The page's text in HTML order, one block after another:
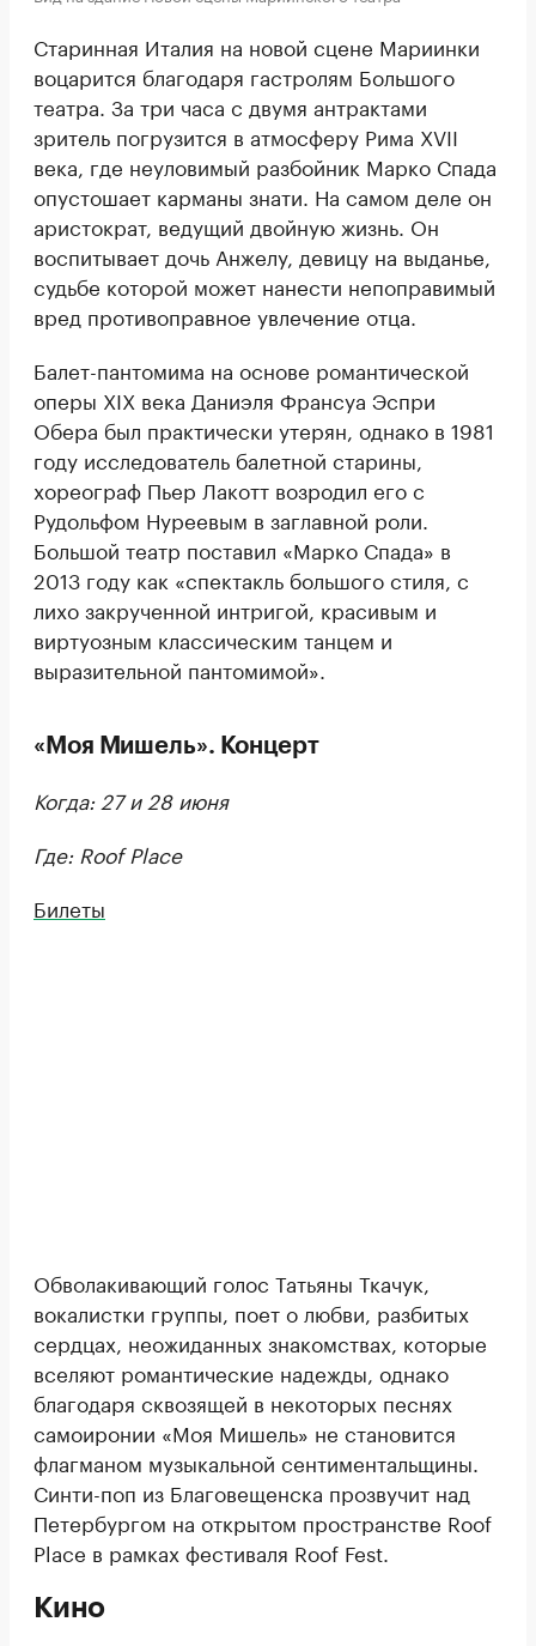
Старинная Италия на новой сцене Мариинки
воцарится благодаря гастролям Большого
театра. За три часа с двумя антрактами
зритель погрузится в атмосферу Рима XVII
века, где неуловимый разбойник Марко Спада
опустошает карманы знати. На самом деле он
аристократ, ведущий двойную жизнь. Он
воспитывает дочь Анжелу, девицу на выданье,
судьбе которой может нанести непоправимый
вред противоправное увлечение отца.
Балет-пантомима на основе романтической
оперы XIX века Даниэля Франсуа Эспри
Обера был практически утерян, однако в 1981
году исследователь балетной старины,
хореограф Пьер Лакотт возродил его с
Рудольфом Нуреевым в заглавной роли.
Большой театр поставил «Марко Спада» в
2013 году как «спектакль большого стиля, с
лихо закрученной интригой, красивым и
виртуозным классическим танцем и
выразительной пантомимой».
«Моя Мишель». Концерт
Когда: 27 и 28 июня
Где: Roof Place
Билеты
Обволакивающий голос Татьяны Ткачук,
вокалистки группы, поет о любви, разбитых
сердцах, неожиданных знакомствах, которые
вселяют романтические надежды, однако
благодаря сквозящей в некоторых песнях
самоиронии «Моя Мишель» не становится
флагманом музыкальной сентиментальщины.
Синти-поп из Благовещенска прозвучит над
Петербургом на открытом пространстве Roof
Place в рамках фестиваля Roof Fest.
Кино